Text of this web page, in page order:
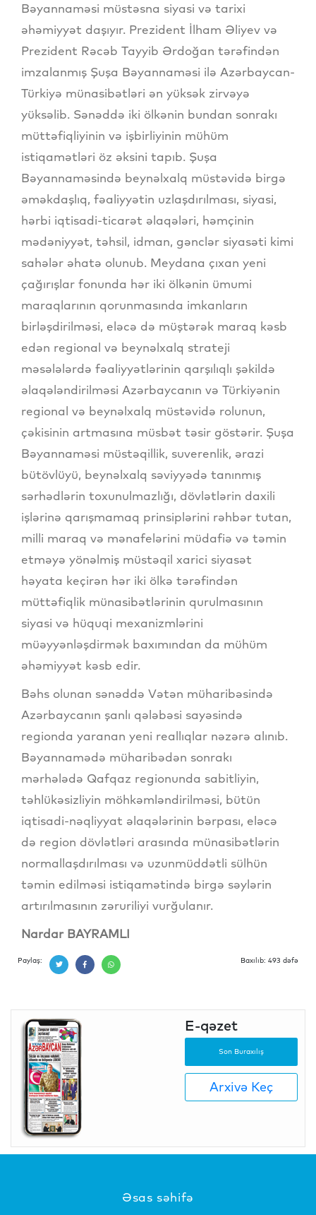
Bəyannaməsi müstəsna siyasi və tarixi
əhəmiyyət daşıyır. Prezident İlham Əliyev və
Prezident Rəcəb Tayyib Ərdoğan tərəfindən
imzalanmış Şuşa Bəyannaməsi ilə Azərbaycan-
Türkiyə münasibətləri ən yüksək zirvəyə
yüksəlib. Sənəddə iki ölkənin bundan sonrakı
müttəfiqliyinin və işbirliyinin mühüm
istiqamətləri öz əksini tapıb. Şuşa
Bəyannaməsində beynəlxalq müstəvidə birgə
əməkdaşlıq, fəaliyyətin uzlaşdırılması, siyasi,
hərbi iqtisadi-ticarət əlaqələri, həmçinin
mədəniyyət, təhsil, idman, gənclər siyasəti kimi
sahələr əhatə olunub. Meydana çıxan yeni
çağırışlar fonunda hər iki ölkənin ümumi
maraqlarının qorunmasında imkanların
birləşdirilməsi, eləcə də müştərək maraq kəsb
edən regional və beynəlxalq strateji
məsələlərdə fəaliyyətlərinin qarşılıqlı şəkildə
əlaqələndirilməsi Azərbaycanın və Türkiyənin
regional və beynəlxalq müstəvidə rolunun,
çəkisinin artmasına müsbət təsir göstərir. Şuşa
Bəyannaməsi müstəqillik, suverenlik, ərazi
bütövlüyü, beynəlxalq səviyyədə tanınmış
sərhədlərin toxunulmazlığı, dövlətlərin daxili
işlərinə qarışmamaq prinsiplərini rəhbər tutan,
milli maraq və mənafelərini müdafiə və təmin
etməyə yönəlmiş müstəqil xarici siyasət
həyata keçirən hər iki ölkə tərəfindən
müttəfiqlik münasibətlərinin qurulmasının
siyasi və hüquqi mexanizmlərini
müəyyənləşdirmək baxımından da mühüm
əhəmiyyət kəsb edir.
Bəhs olunan sənəddə Vətən müharibəsində
Azərbaycanın şanlı qələbəsi sayəsində
regionda yaranan yeni reallıqlar nəzərə alınıb.
Bəyannamədə müharibədən sonrakı
mərhələdə Qafqaz regionunda sabitliyin,
təhlükəsizliyin möhkəmləndirilməsi, bütün
iqtisadi-nəqliyyat əlaqələrinin bərpası, eləcə
də region dövlətləri arasında münasibətlərin
normallaşdırılması və uzunmüddətli sülhün
təmin edilməsi istiqamətində birgə səylərin
artırılmasının zəruriliyi vurğulanır.
Nardar BAYRAMLI
Paylaş: Baxılıb: 493 dəfə
E-qəzet
Son Buraxılış
Arxivə Keç
Əsas səhifə